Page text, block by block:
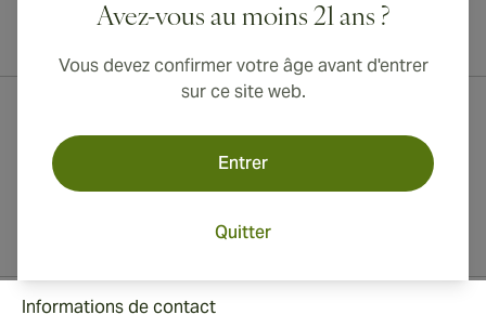
Avez-vous au moins 21 ans ?
Vous devez confirmer votre âge avant d'entrer
sur ce site web.
Entrer
Quitter
Livraison internationale disponible vers le Canada, le Royaume-Uni
Informations de contact